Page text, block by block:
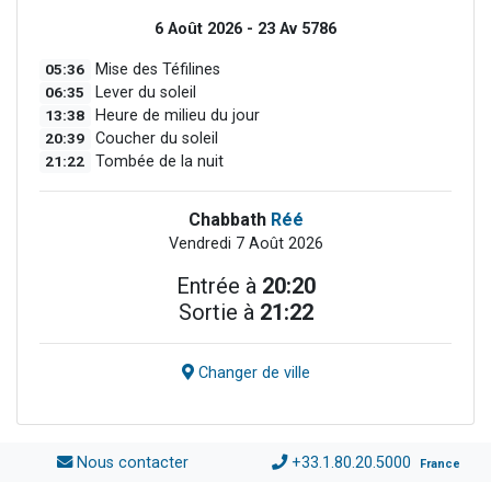
6 Août 2026 - 23 Av 5786
05:36 Mise des Téfilines
06:35 Lever du soleil
13:38 Heure de milieu du jour
20:39 Coucher du soleil
21:22 Tombée de la nuit
Chabbath Réé
Vendredi 7 Août 2026
Entrée à 20:20
Sortie à 21:22
Changer de ville
Nous contacter +33.1.80.20.5000 France